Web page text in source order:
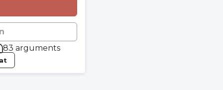
83 arguments